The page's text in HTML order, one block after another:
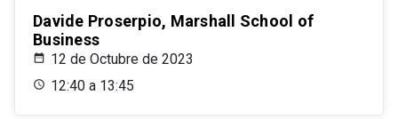
Davide Proserpio, Marshall School of
Business
12 de Octubre de 2023
12:40 a 13:45